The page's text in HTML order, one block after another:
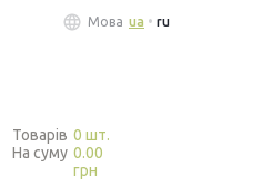
Мова ua ru
Товарів
На суму
0 шт.
0.00
грн